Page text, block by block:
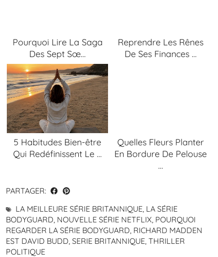
Pourquoi Lire La Saga
Des Sept Sœ…
Reprendre Les Rênes
De Ses Finances …
5 Habitudes Bien-être
Qui Redéfinissent Le …
Quelles Fleurs Planter
En Bordure De Pelouse
…
PARTAGER:
LA MEILLEURE SÉRIE BRITANNIQUE LA SÉRIE
BODYGUARD NOUVELLE SÉRIE NETFLIX POURQUOI
REGARDER LA SÉRIE BODYGUARD RICHARD MADDEN
EST DAVID BUDD SERIE BRITANNIQUE THRILLER
POLITIQUE